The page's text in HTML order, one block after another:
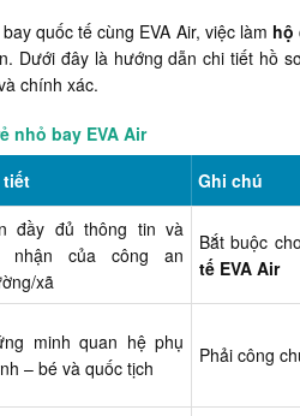
quốc tế cùng EVA Air, việc làm hộ
Dưới đây là hướng dẫn chi tiết hồ
chính xác.
nhỏ bay EVA Air
tiết Ghi chú
đầy đủ thông tin và
nhận của công an
xã
Bắt buộc
tế EVA Air
minh quan hệ phụ
– bé và quốc tịch
Phải công